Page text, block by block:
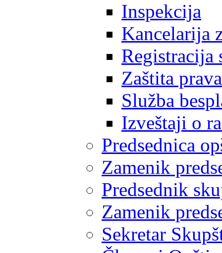
Inspekcija
Kancelarija
Registracija
Zaštita
Služba
Izveštaji o
Predsednica
Zamenik
Predsednik
Zamenik
Sekretar